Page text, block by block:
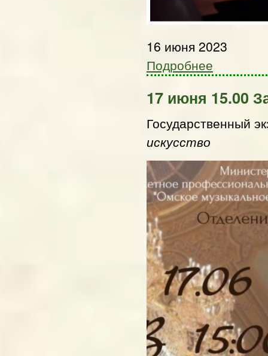
16 июня 2023
Подробнее
17 июня 15.00
Государственный
искусство